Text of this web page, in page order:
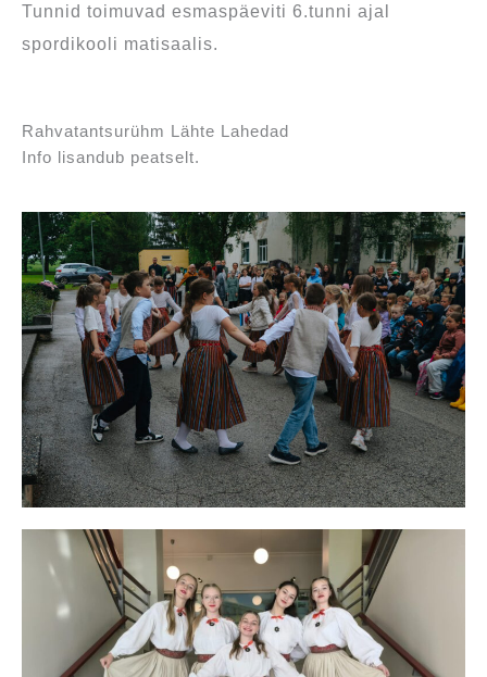
Tunnid toimuvad esmaspäeviti 6.tunni ajal
spordikooli matisaalis.
Rahvatantsurühm Lähte Lahedad
Info lisandub peatselt.